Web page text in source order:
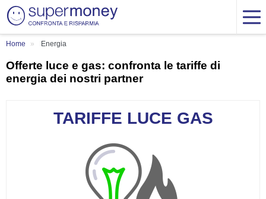
Home Energia
Offerte luce e gas: confronta le tariffe di
energia dei nostri partner
TARIFFE LUCE GAS